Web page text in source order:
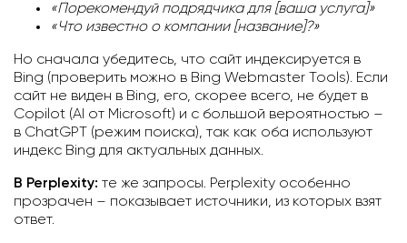
«Порекомендуй подрядчика для [ваша услуга]»
«Что известно о компании [название]?»
Но сначала убедитесь, что сайт индексируется в
Bing (проверить можно в Bing Webmaster Tools). Если
сайт не виден в Bing, его, скорее всего, не будет в
Copilot (AI от Microsoft) и с большой вероятностью –
в ChatGPT (режим поиска), так как оба используют
индекс Bing для актуальных данных.
В Perplexity: те же запросы. Perplexity особенно
прозрачен – показывает источники, из которых взят
ответ.